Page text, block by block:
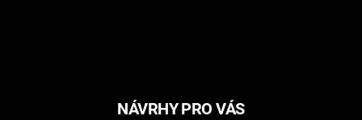
NÁVRHY PRO VÁS